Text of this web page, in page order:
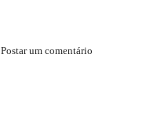
Postar um comentário